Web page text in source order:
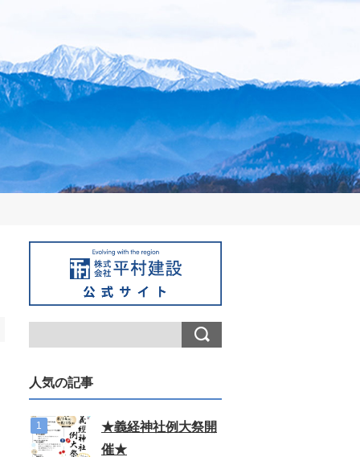
人気の記事
★義経神社例大祭開
催★